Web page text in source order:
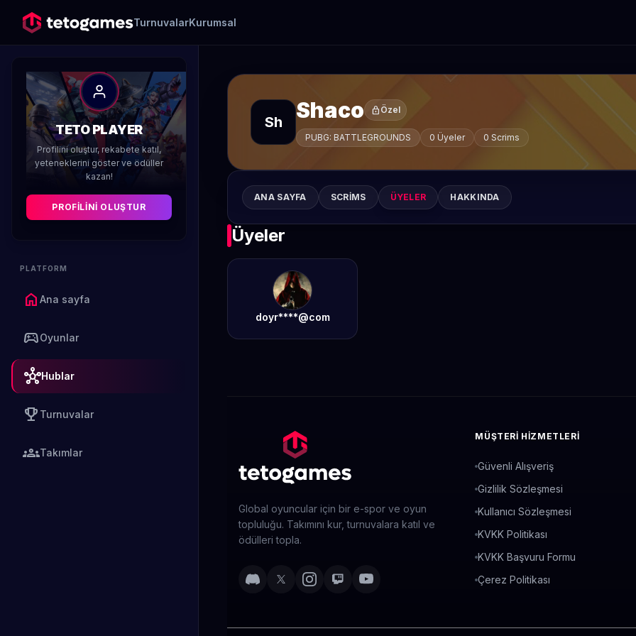
TurnuvalarKurumsal
TETO PLAYER
Profilini oluştur, rekabete katıl,
yeteneklerini göster ve ödüller
kazan!
PROFILINI OLUŞTUR
PLATFORM
home Ana sayfa
sports_esportsOyunlar
hubHublar
emoji_events Turnuvalar
groupsTakımlar
Sh Shaco lock Özel
PUBG: BATTLEGROUNDS 0 Üyeler 0 Scrims
ANA SAYFA SCRIMS ÜYELER HAKKINDA
Üyeler
doyr****@com
Global oyuncular için bir e-spor ve oyun
topluluğu. Takımını kur, turnuvalara katıl ve
ödülleri topla.
MÜŞTERI HIZMETLERI
Güvenli Alışveriş
Gizlilik Sözleşmesi
Kullanıcı Sözleşmesi
KVKK Politikası
KVKK Başvuru Formu
Çerez Politikası